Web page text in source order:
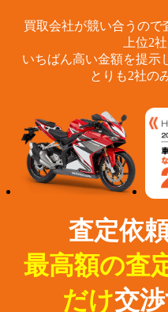
買取会社が競い合うので
上位2
いちばん高い金額を提示
とりも2社の
査定依
最高額の査
だけ交